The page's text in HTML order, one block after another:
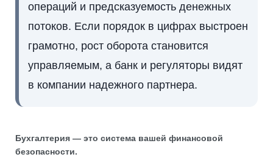
операций и предсказуемость денежных
потоков. Если порядок в цифрах выстроен
грамотно, рост оборота становится
управляемым, а банк и регуляторы видят
в компании надежного партнера.
Бухгалтерия — это система вашей финансовой
безопасности.